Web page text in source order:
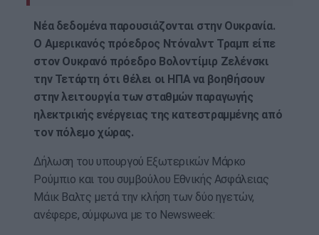
Νέα δεδομένα παρουσιάζονται στην Ουκρανία.
Ο Αμερικανός πρόεδρος Ντόναλντ Τραμπ είπε
στον Ουκρανό πρόεδρο Βολοντίμιρ Ζελένσκι
την Τετάρτη ότι θέλει οι ΗΠΑ να βοηθήσουν
στην λειτουργία των σταθμών παραγωγής
ηλεκτρικής ενέργειας της κατεστραμμένης από
τον πόλεμο χώρας.
Δήλωση του υπουργού Εξωτερικών Μάρκο
Ρούμπιο και του συμβούλου Εθνικής Ασφάλειας
Μάικ Βαλτς μετά την κλήση των δύο ηγετών,
ανέφερε, σύμφωνα με το Newsweek: